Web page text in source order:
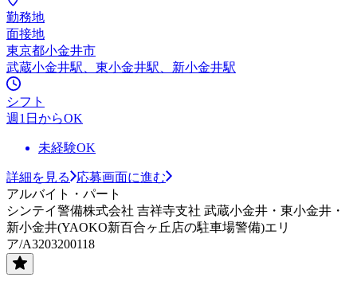
勤務地
面接地
東京都小金井市
武蔵小金井駅、東小金井駅、新小金井駅
シフト
週1日からOK
未経験OK
詳細を見る
応募画面に進む
アルバイト・パート
シンテイ警備株式会社 吉祥寺支社 武蔵小金井・東小金井・
新小金井(YAOKO新百合ヶ丘店の駐車場警備)エリ
ア/A3203200118